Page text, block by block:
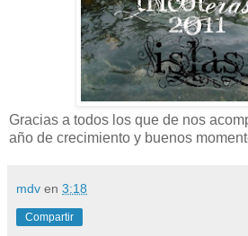
Gracias a todos los que de nos
año de crecimiento y buenos
mdv en 3:18
Compartir